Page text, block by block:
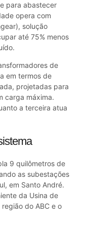
para abastecer
opera com
solução
até 75% menos
de
em termos de
projetadas para
carga máxima.
a terceira atua
9 quilômetros de
as subestações
em Santo André.
da Usina de
do ABC e o